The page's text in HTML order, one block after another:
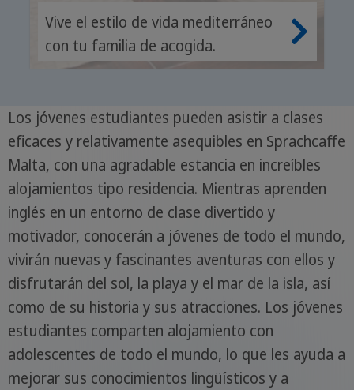
Vive el estilo de vida mediterráneo
con tu familia de acogida.
Los jóvenes estudiantes pueden asistir a clases
eficaces y relativamente asequibles en Sprachcaffe
Malta, con una agradable estancia en increíbles
alojamientos tipo residencia. Mientras aprenden
inglés en un entorno de clase divertido y
motivador, conocerán a jóvenes de todo el mundo,
vivirán nuevas y fascinantes aventuras con ellos y
disfrutarán del sol, la playa y el mar de la isla, así
como de su historia y sus atracciones. Los jóvenes
estudiantes comparten alojamiento con
adolescentes de todo el mundo, lo que les ayuda a
mejorar sus conocimientos lingüísticos y a